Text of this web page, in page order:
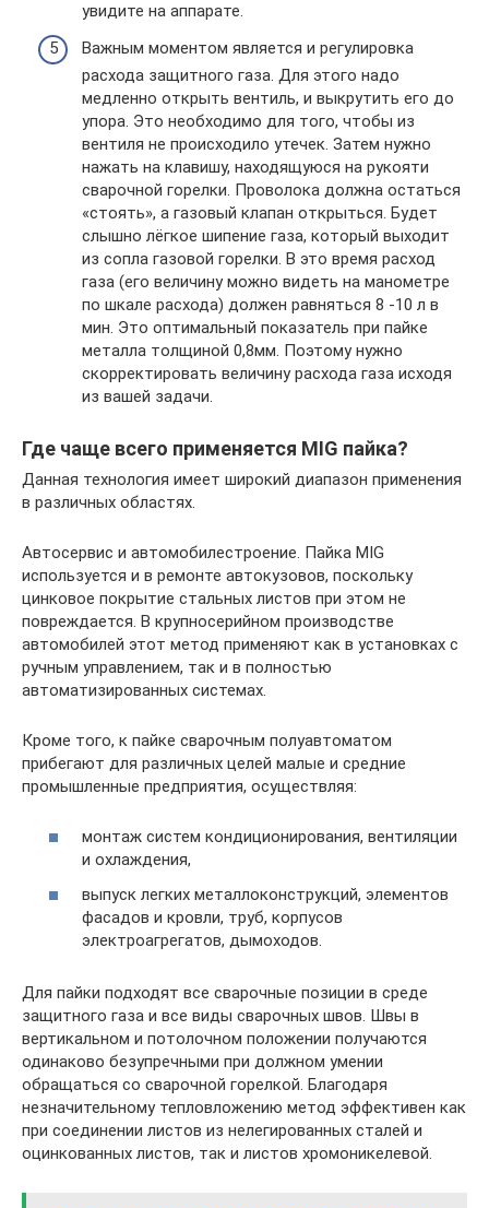
увидите на аппарате.
Важным моментом является и регулировка
расхода защитного газа. Для этого надо
медленно открыть вентиль, и выкрутить его до
упора. Это необходимо для того, чтобы из
вентиля не происходило утечек. Затем нужно
нажать на клавишу, находящуюся на рукояти
сварочной горелки. Проволока должна остаться
«стоять», а газовый клапан открыться. Будет
слышно лёгкое шипение газа, который выходит
из сопла газовой горелки. В это время расход
газа (его величину можно видеть на манометре
по шкале расхода) должен равняться 8 -10 л в
мин. Это оптимальный показатель при пайке
металла толщиной 0,8мм. Поэтому нужно
скорректировать величину расхода газа исходя
из вашей задачи.
Где чаще всего применяется MIG пайка?
Данная технология имеет широкий диапазон применения
в различных областях.
Автосервис и автомобилестроение. Пайка MIG
используется и в ремонте автокузовов, поскольку
цинковое покрытие стальных листов при этом не
повреждается. В крупносерийном производстве
автомобилей этот метод применяют как в установках с
ручным управлением, так и в полностью
автоматизированных системах.
Кроме того, к пайке сварочным полуавтоматом
прибегают для различных целей малые и средние
промышленные предприятия, осуществляя:
монтаж систем кондиционирования, вентиляции
и охлаждения,
выпуск легких металлоконструкций, элементов
фасадов и кровли, труб, корпусов
электроагрегатов, дымоходов.
Для пайки подходят все сварочные позиции в среде
защитного газа и все виды сварочных швов. Швы в
вертикальном и потолочном положении получаются
одинаково безупречными при должном умении
обращаться со сварочной горелкой. Благодаря
незначительному тепловложению метод эффективен как
при соединении листов из нелегированных сталей и
оцинкованных листов, так и листов хромоникелевой.